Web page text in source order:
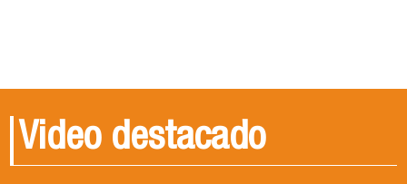
Video destacado